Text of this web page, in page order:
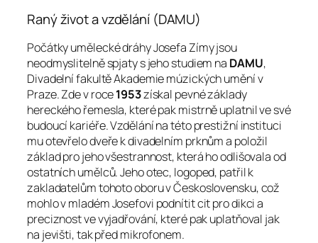
Raný život a vzdělání (DAMU)
Počátky umělecké dráhy Josefa Zímy jsou
neodmyslitelně spjaty s jeho studiem na DAMU,
Divadelní fakultě Akademie múzických umění v
Praze. Zde v roce1953získal pevné základy
hereckého řemesla, které pak mistrně uplatnil ve své
budoucí kariéře. Vzdělání na této prestižní instituci
mu otevřelo dveře k divadelním prknům a položil
základ pro jeho všestrannost, která ho odlišovala od
ostatních umělců. Jeho otec, logoped, patřil k
zakladatelům tohoto oboru v Československu, což
mohlo v mladém Josefovi podnítit cit pro dikci a
preciznost ve vyjadřování, které pak uplatňoval jak
na jevišti, tak před mikrofonem.